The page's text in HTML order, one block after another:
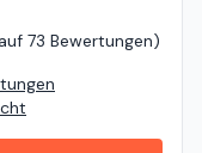
73 Bewertungen)